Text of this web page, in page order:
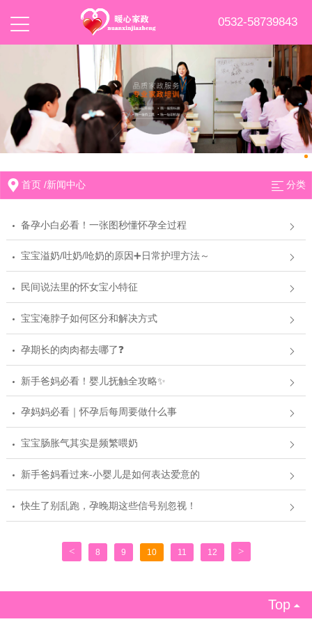
0532-58739843
首页 /新闻中心 分类
备孕小白必看！一张图秒懂怀孕全过程
宝宝溢奶/吐奶/呛奶的原因➕日常护理方法～
民间说法里的怀女宝小特征
宝宝淹脖子如何区分和解决方式
孕期长的肉肉都去哪了❓
新手爸妈必看！婴儿抚触全攻略✨
孕妈妈必看｜怀孕后每周要做什么事
宝宝肠胀气其实是频繁喂奶
新手爸妈看过来-小婴儿是如何表达爱意的
快生了别乱跑，孕晚期这些信号别忽视！
< 8 9 10 11 12 >
Top